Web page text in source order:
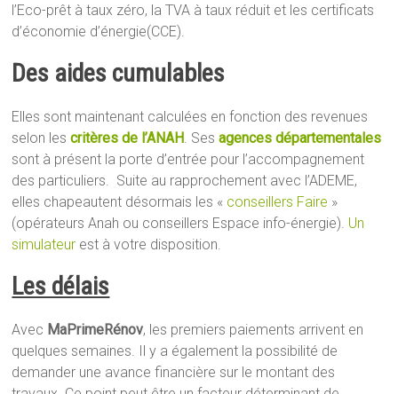
l’Eco-prêt à taux zéro, la TVA à taux réduit et les certificats
d’économie d’énergie(CCE).
Des aides cumulables
Elles sont maintenant calculées en fonction des revenues
selon les critères de l’ANAH . Sesagences départementales
sont à présent la porte d’entrée pour l’accompagnement
des particuliers. Suite au rapprochement avec l’ADEME,
elles chapeautent désormais les « conseillers Faire »
(opérateurs Anah ou conseillers Espace info-énergie). Un
simulateur est à votre disposition.
Les délais
Avec MaPrimeRénov, les premiers paiements arrivent en
quelques semaines. Il y a également la possibilité de
demander une avance financière sur le montant des